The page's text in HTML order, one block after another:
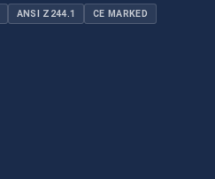
ANSI Z244.1 CE MARKED